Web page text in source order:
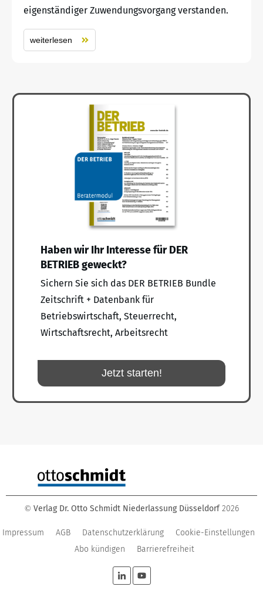
eigenständiger Zuwendungsvorgang verstanden.
weiterlesen
Haben wir Ihr Interesse für DER
BETRIEB geweckt?
Sichern Sie sich das DER BETRIEB Bundle
Zeitschrift + Datenbank für
Betriebswirtschaft, Steuerrecht,
Wirtschaftsrecht, Arbeitsrecht
Jetzt starten!
© Verlag Dr. Otto Schmidt Niederlassung Düsseldorf 2026
Impressum AGB Datenschutzerklärung
Cookie-Einstellungen
Abo kündigen
Barrierefreiheit